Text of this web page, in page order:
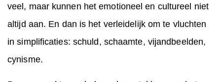
veel, maar kunnen het emotioneel en cultureel niet
altijd aan. En dan is het verleidelijk om te vluchten
in simplificaties: schuld, schaamte, vijandbeelden,
cynisme.